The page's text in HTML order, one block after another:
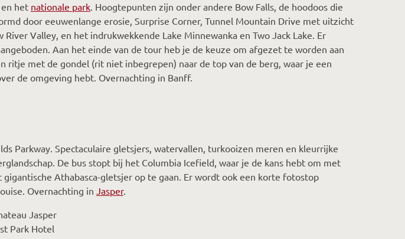
het nationale park. Hoogtepunten zijn onder andere Bow Falls, de hoodoos die
door eeuwenlange erosie, Surprise Corner, Tunnel Mountain Drive met uitzicht
Valley, en het indrukwekkende Lake Minnewanka en Two Jack Lake. Er
Aan het einde van de tour heb je de keuze om afgezet te worden aan
ritje met de gondel (rit niet inbegrepen) naar de top van de berg, waar je een
de omgeving hebt. Overnachting in Banff.
Parkway. Spectaculaire gletsjers, watervallen, turkooizen meren en kleurrijke
De bus stopt bij het Columbia Icefield, waar je de kans hebt om met
Athabasca-gletsjer op te gaan. Er wordt ook een korte fotostop
Overnachting in Jasper.
Jasper
Park Hotel